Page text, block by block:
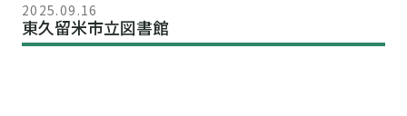
東久留米市立図書館
2025.09.16